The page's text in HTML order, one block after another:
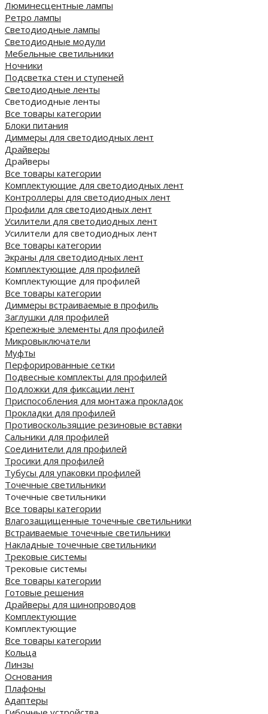
Люминесцентные лампы
Ретро лампы
Светодиодные лампы
Светодиодные модули
Мебельные светильники
Ночники
Подсветка стен и ступеней
Светодиодные ленты
Светодиодные ленты
Все товары категории
Блоки питания
Диммеры для светодиодных лент
Драйверы
Драйверы
Все товары категории
Комплектующие для светодиодных лент
Контроллеры для светодиодных лент
Профили для светодиодных лент
Усилители для светодиодных лент
Усилители для светодиодных лент
Все товары категории
Экраны для светодиодных лент
Комплектующие для профилей
Комплектующие для профилей
Все товары категории
Диммеры встраиваемые в профиль
Заглушки для профилей
Крепежные элементы для профилей
Микровыключатели
Муфты
Перфорированные сетки
Подвесные комплекты для профилей
Подложки для фиксации лент
Приспособления для монтажа прокладок
Прокладки для профилей
Противоскользящие резиновые вставки
Сальники для профилей
Соединители для профилей
Тросики для профилей
Тубусы для упаковки профилей
Точечные светильники
Точечные светильники
Все товары категории
Влагозащищенные точечные светильники
Встраиваемые точечные светильники
Накладные точечные светильники
Трековые системы
Трековые системы
Все товары категории
Готовые решения
Драйверы для шинопроводов
Комплектующие
Комплектующие
Все товары категории
Кольца
Линзы
Основания
Плафоны
Адаптеры